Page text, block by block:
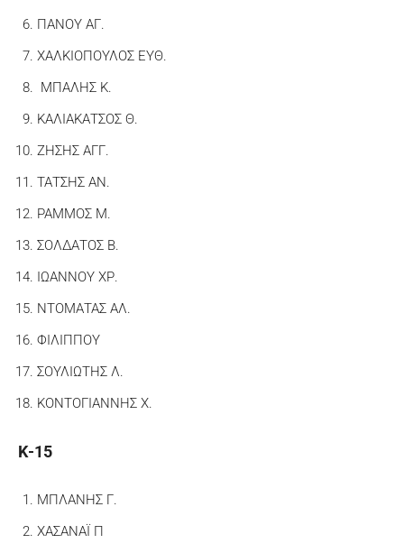
ΠΑΝΟΥ ΑΓ.
ΧΑΛΚΙΟΠΟΥΛΟΣ ΕΥΘ.
ΜΠΑΛΗΣ Κ.
ΚΑΛΙΑΚΑΤΣΟΣ Θ.
ΖΗΣΗΣ ΑΓΓ.
ΤΑΤΣΗΣ ΑΝ.
ΡΑΜΜΟΣ Μ.
ΣΟΛΔΑΤΟΣ Β.
ΙΩΑΝΝΟΥ ΧΡ.
ΝΤΟΜΑΤΑΣ ΑΛ.
ΦΙΛΙΠΠΟΥ
ΣΟΥΛΙΩΤΗΣ Λ.
ΚΟΝΤΟΓΙΑΝΝΗΣ Χ.
Κ-15
ΜΠΛΑΝΗΣ Γ.
ΧΑΣΑΝΑΪ Π